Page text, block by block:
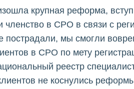
крупная реформа,
членство в СРО в связи с
пострадали, мы смогли
в СРО по мету
реестр
не коснулись